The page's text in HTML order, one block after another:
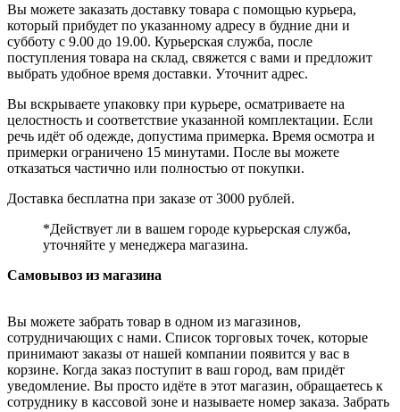
Вы можете заказать доставку товара с помощью курьера,
который прибудет по указанному адресу в будние дни и
субботу с 9.00 до 19.00. Курьерская служба, после
поступления товара на склад, свяжется с вами и предложит
выбрать удобное время доставки. Уточнит адрес.
Вы вскрываете упаковку при курьере, осматриваете на
целостность и соответствие указанной комплектации. Если
речь идёт об одежде, допустима примерка. Время осмотра и
примерки ограничено 15 минутами. После вы можете
отказаться частично или полностью от покупки.
Доставка бесплатна при заказе от 3000 рублей.
*Действует ли в вашем городе курьерская служба,
уточняйте у менеджера магазина.
Самовывоз из магазина
Вы можете забрать товар в одном из магазинов,
сотрудничающих с нами. Список торговых точек, которые
принимают заказы от нашей компании появится у вас в
корзине. Когда заказ поступит в ваш город, вам придёт
уведомление. Вы просто идёте в этот магазин, обращаетесь к
сотруднику в кассовой зоне и называете номер заказа. Забрать